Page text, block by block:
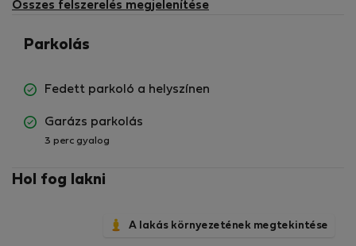
Összes felszerelés megjelenítése
Parkolás
Fedett parkoló a helyszínen
Garázs parkolás
3 perc gyalog
Hol fog lakni
A lakás környezetének megtekintése